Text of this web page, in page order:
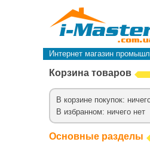
Интернет магазин
Корзина товаров
В корзине покупок:
В избранном: ничего нет
Основные разделы